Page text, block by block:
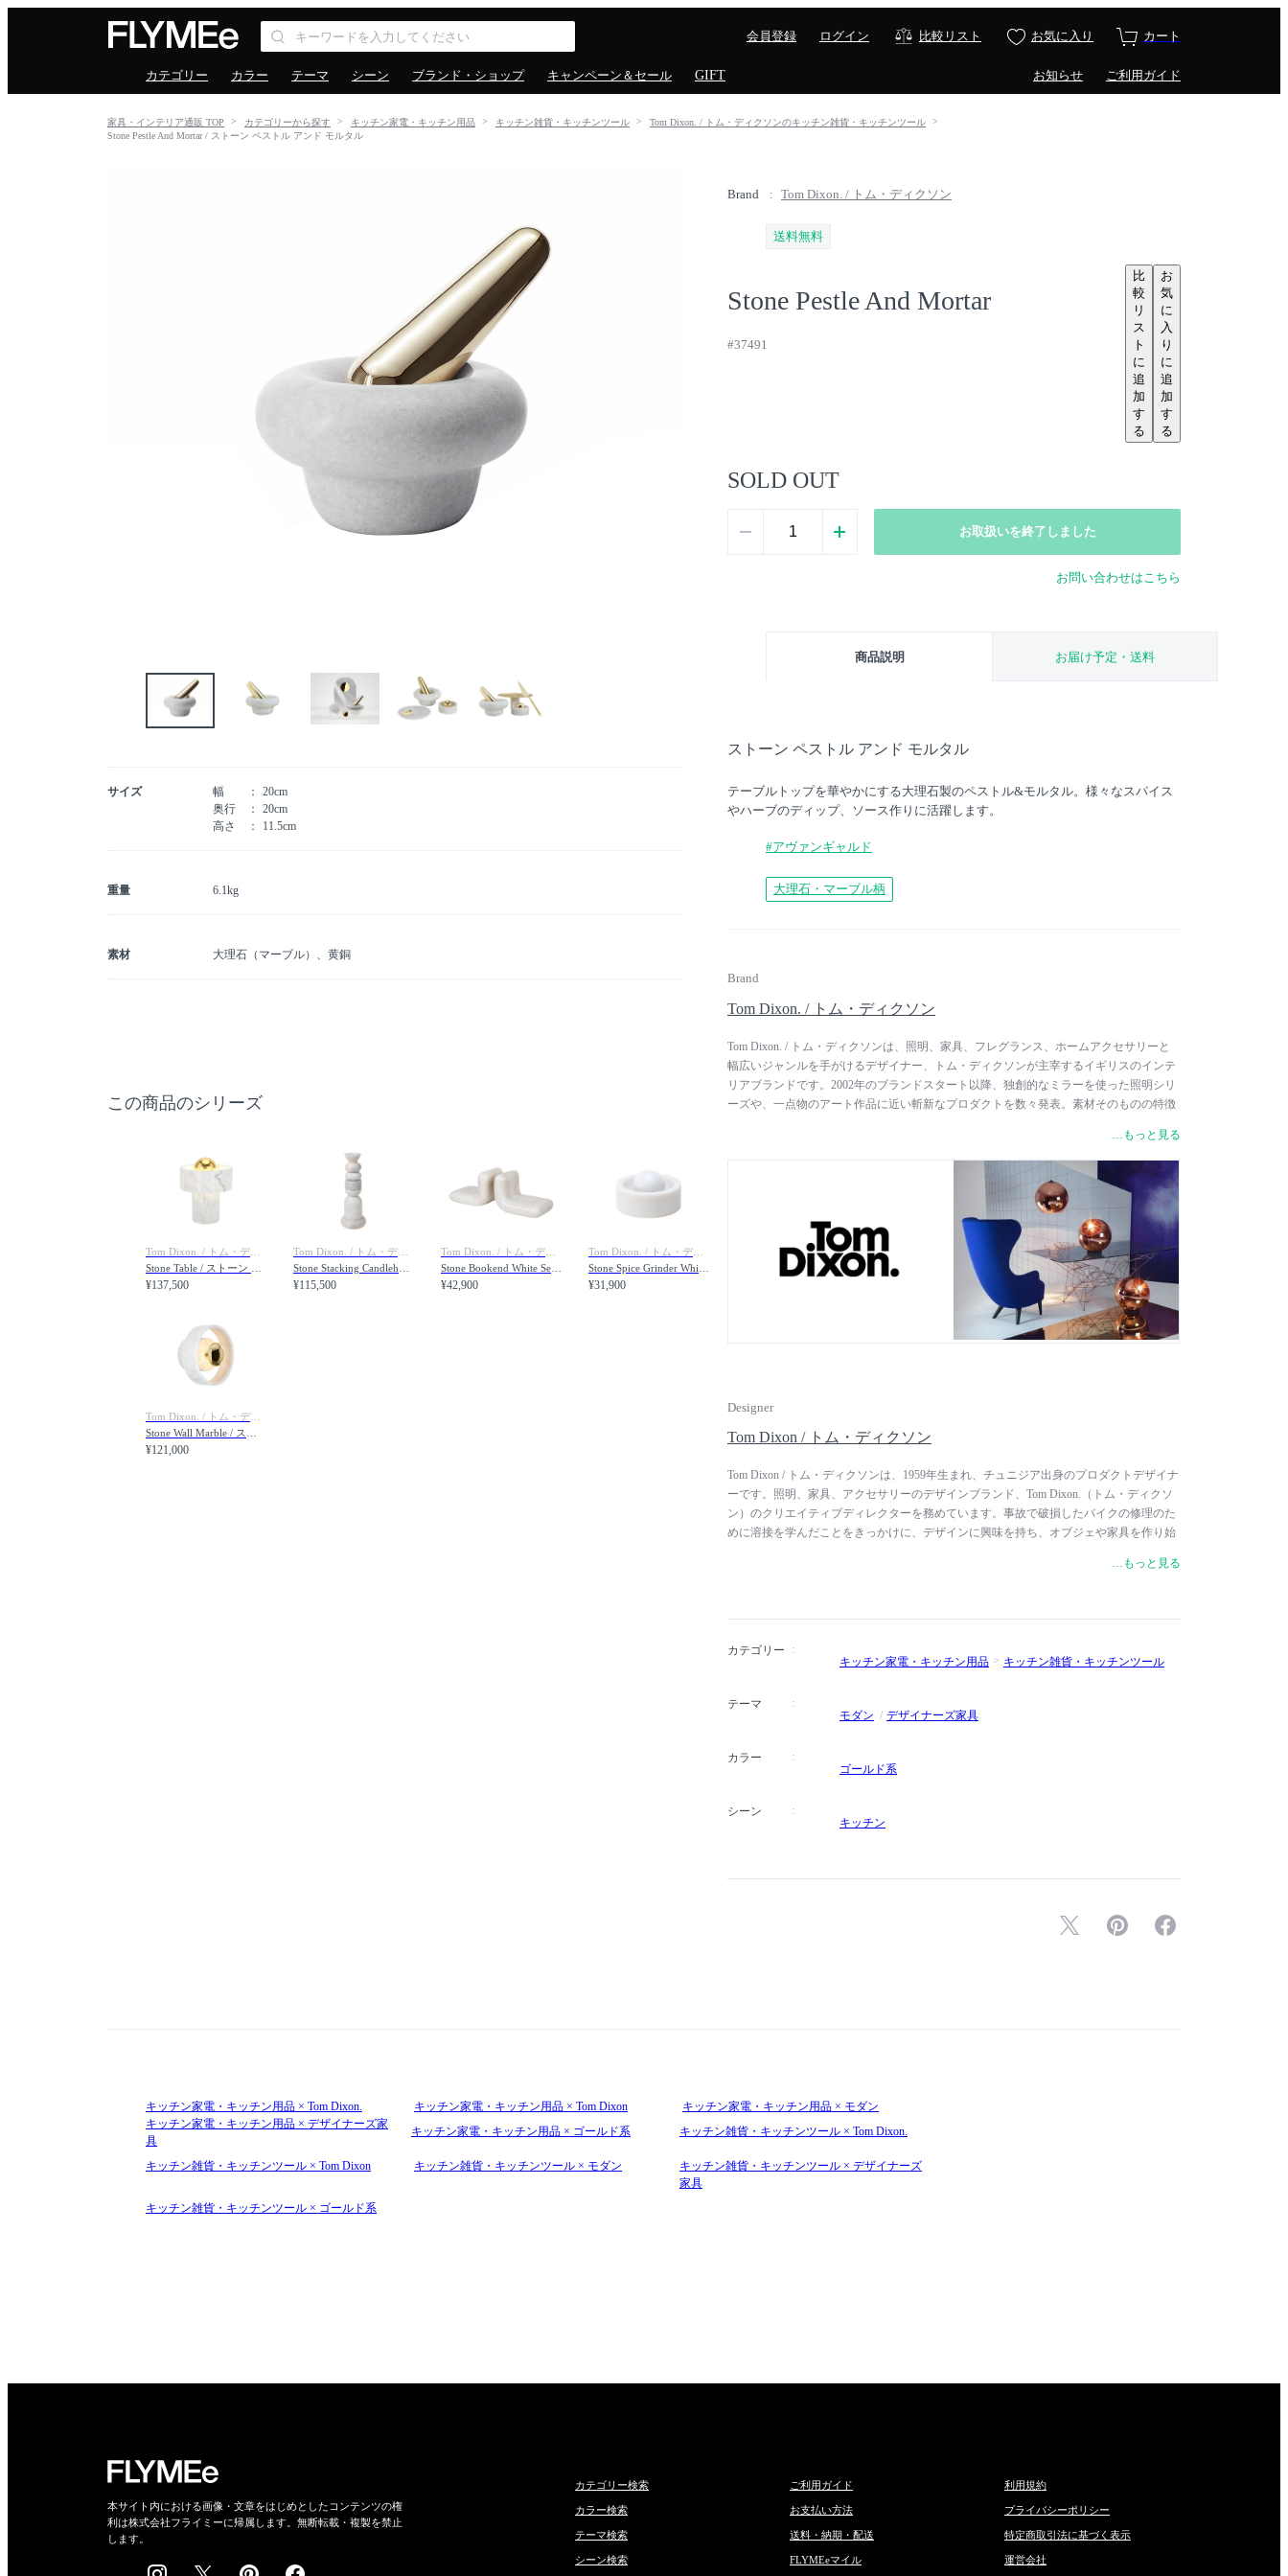
会員登録 ログイン 比較リスト お気に入り カート
カテゴリー カラー テーマ シーン ブランド・ショップ キャンペーン＆セール GIFT お知らせ ご利用ガイド
家具・インテリア通販 TOP カテゴリーから探す キッチン家電・キッチン用品 キッチン雑貨・キッチンツール
Tom Dixon. / トム・ディクソンのキッチン雑貨・キッチンツール
Stone Pestle And Mortar / ストーン ペストル アンド モルタル
Brand Tom Dixon. / トム・ディクソン
送料無料
Stone Pestle And Mortar
#37491
比
較
リ
ス
ト
に
追
加
す
る
お
気
に
入
り
に
追
加
す
る
SOLD OUT
お取扱いを終了しました
お問い合わせはこちら
商品説明 お届け予定・送料
ストーン ペストル アンド モルタル
テーブルトップを華やかにする大理石製のペストル&モルタル。様々なスパイス
やハーブのディップ、ソース作りに活躍します。
#アヴァンギャルド
大理石・マーブル柄
Brand
Tom Dixon. / トム・ディクソン
Tom Dixon. / トム・ディクソンは、照明、家具、フレグランス、ホームアクセサリーと
幅広いジャンルを手がけるデザイナー、トム・ディクソンが主宰するイギリスのインテ
リアブランドです。2002年のブランドスタート以降、独創的なミラーを使った照明シリ
ーズや、一点物のアート作品に近い斬新なプロダクトを数々発表。素材そのものの特徴
つ工業的なアプローチを体現するものであり、その表現方法は一見英国的な側面を持ち
ながらも、奇抜でユニークな部分を兼ね備えています。代表作の一つである「Sチェ
ア」は、MoMA（ニューヨーク近代美術館）のパーマネントコレクションに選ばれるな
…もっと見る
Designer
Tom Dixon / トム・ディクソン
Tom Dixon / トム・ディクソンは、1959年生まれ、チュニジア出身のプロダクトデザイナ
ーです。照明、家具、アクセサリーのデザインブランド、Tom Dixon.（トム・ディクソ
ン）のクリエイティブディレクターを務めています。事故で破損したバイクの修理のた
めに溶接を学んだことをきっかけに、デザインに興味を持ち、オブジェや家具を作り始
ックなチェア「S-Chair（Sチェア）」を発表。イギリスのインテリアショップの
ンドンのヴィクトリア&アルバート博物館の永久収蔵品となっています。2000年には大
英帝国勲章を受賞しました。彼が主宰するデザイン設計グループ、Design Research
ィス空間など多岐に渡り設計を手掛けています。
…もっと見る
カテゴリー
キッチン家電・キッチン用品
キッチン雑貨・キッチンツール
テーマ
モダン
デザイナーズ家具
カラー
ゴールド系
シーン
キッチン
サイズ 幅
20cm
奥行
20cm
高さ
11.5cm
重量 6.1kg
素材 大理石（マーブル）、黄銅
この商品のシリーズ
¥137,500 ¥115,500 ¥42,900 ¥31,900
¥121,000
キッチン家電・キッチン用品 × Tom Dixon. キッチン家電・キッチン用品 × Tom Dixon
キッチン家電・キッチン用品 × モダン
キッチン家電・キッチン用品 × デザイナーズ家
具
キッチン家電・キッチン用品 × ゴールド系 キッチン雑貨・キッチンツール × Tom Dixon.
キッチン雑貨・キッチンツール × Tom Dixon キッチン雑貨・キッチンツール × モダン
キッチン雑貨・キッチンツール × デザイナーズ
家具
キッチン雑貨・キッチンツール × ゴールド系
本サイト内における画像・文章をはじめとしたコンテンツの権
利は株式会社フライミーに帰属します。無断転載・複製を禁止
します。
カテゴリー検索
カラー検索
テーマ検索
シーン検索
ご利用ガイド
お支払い方法
送料・納期・配送
FLYMEeマイル
利用規約
プライバシーポリシー
特定商取引法に基づく表示
運営会社